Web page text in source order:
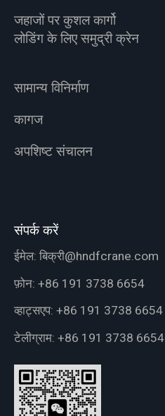
जहाजों पर कुशल कार्गो
लोडिंग के लिए समुद्री क्रेन
सामान्य विनिर्माण
कागज
अपशिष्ट संचालन
संपर्क करें
ईमेल: बिक्री@hndfcrane.com
फ़ोन: +86 191 3738 6654
व्हाट्सएप: +86 191 3738 6654
टेलीग्राम: +86 191 3738 6654